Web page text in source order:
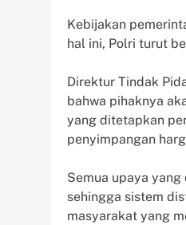
Kebijakan
hal ini, Polri turut
Direktur Tindak
bahwa pihaknya
yang ditetapkan
penyimpangan
Semua upaya
sehingga sistem
masyarakat yang